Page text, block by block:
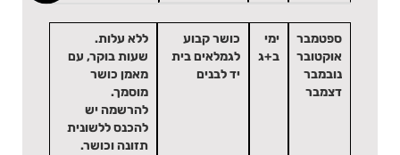
ספטמבר
אוקטובר
נובמבר
דצמבר
ימי
ב+ג
כושר קבוע
לגמלאים בית
יד לבנים
ללא עלות.
שעות בוקר, עם
מאמן כושר
מוסמך.
להרשמה יש
להכנס ללשונית
תזונה וכושר.